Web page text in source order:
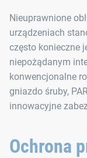
Nieuprawnione
urządzeniach
często konieczne
niepożądanym
konwencjonalne
gniazdo śruby,
innowacyjne
Ochrona